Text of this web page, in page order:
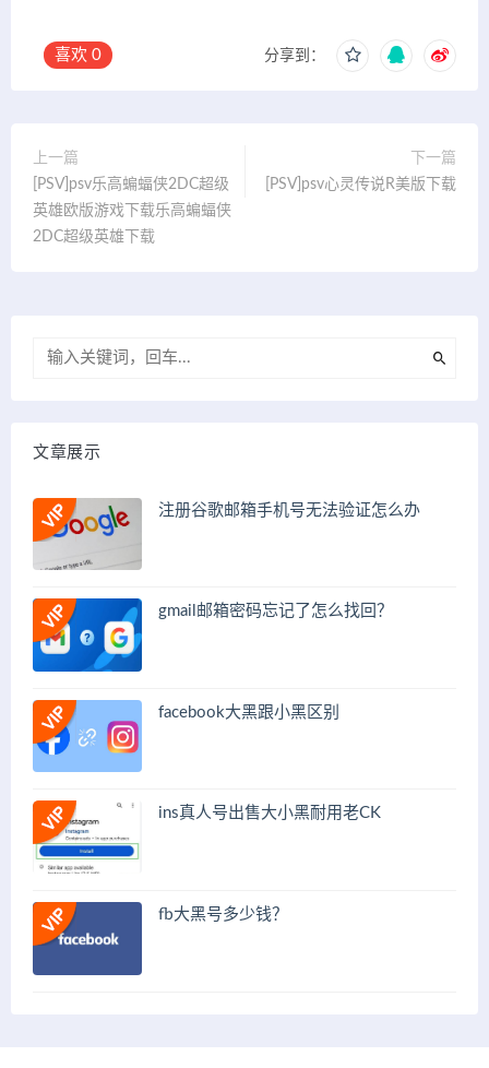
喜欢 0 分享到：
上一篇
[PSV]psv乐高蝙蝠侠2DC超级
英雄欧版游戏下载乐高蝙蝠侠
2DC超级英雄下载
下一篇
[PSV]psv心灵传说R美版下载
文章展示
注册谷歌邮箱手机号无法验证怎么办
gmail邮箱密码忘记了怎么找回？
facebook大黑跟小黑区别
ins真人号出售大小黑耐用老CK
fb大黑号多少钱？